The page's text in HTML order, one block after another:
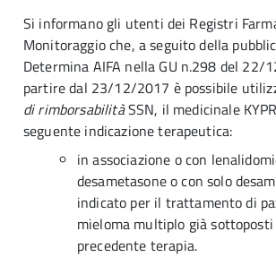
Si informano gli utenti dei Registri
Monitoraggio che, a seguito della
Determina AIFA nella GU n.298 del 22/
partire dal 23/12/2017 è possibile
di rimborsabilitàSSN, il medicinale
seguente indicazione terapeutica:
in associazione o con
desametasone o con solo
indicato per il trattamento di
mieloma multiplo già
precedente terapia.